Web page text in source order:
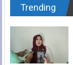
Trending